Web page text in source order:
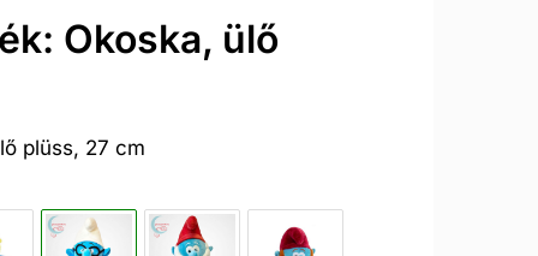
Okoska, ülő
plüss, 27 cm